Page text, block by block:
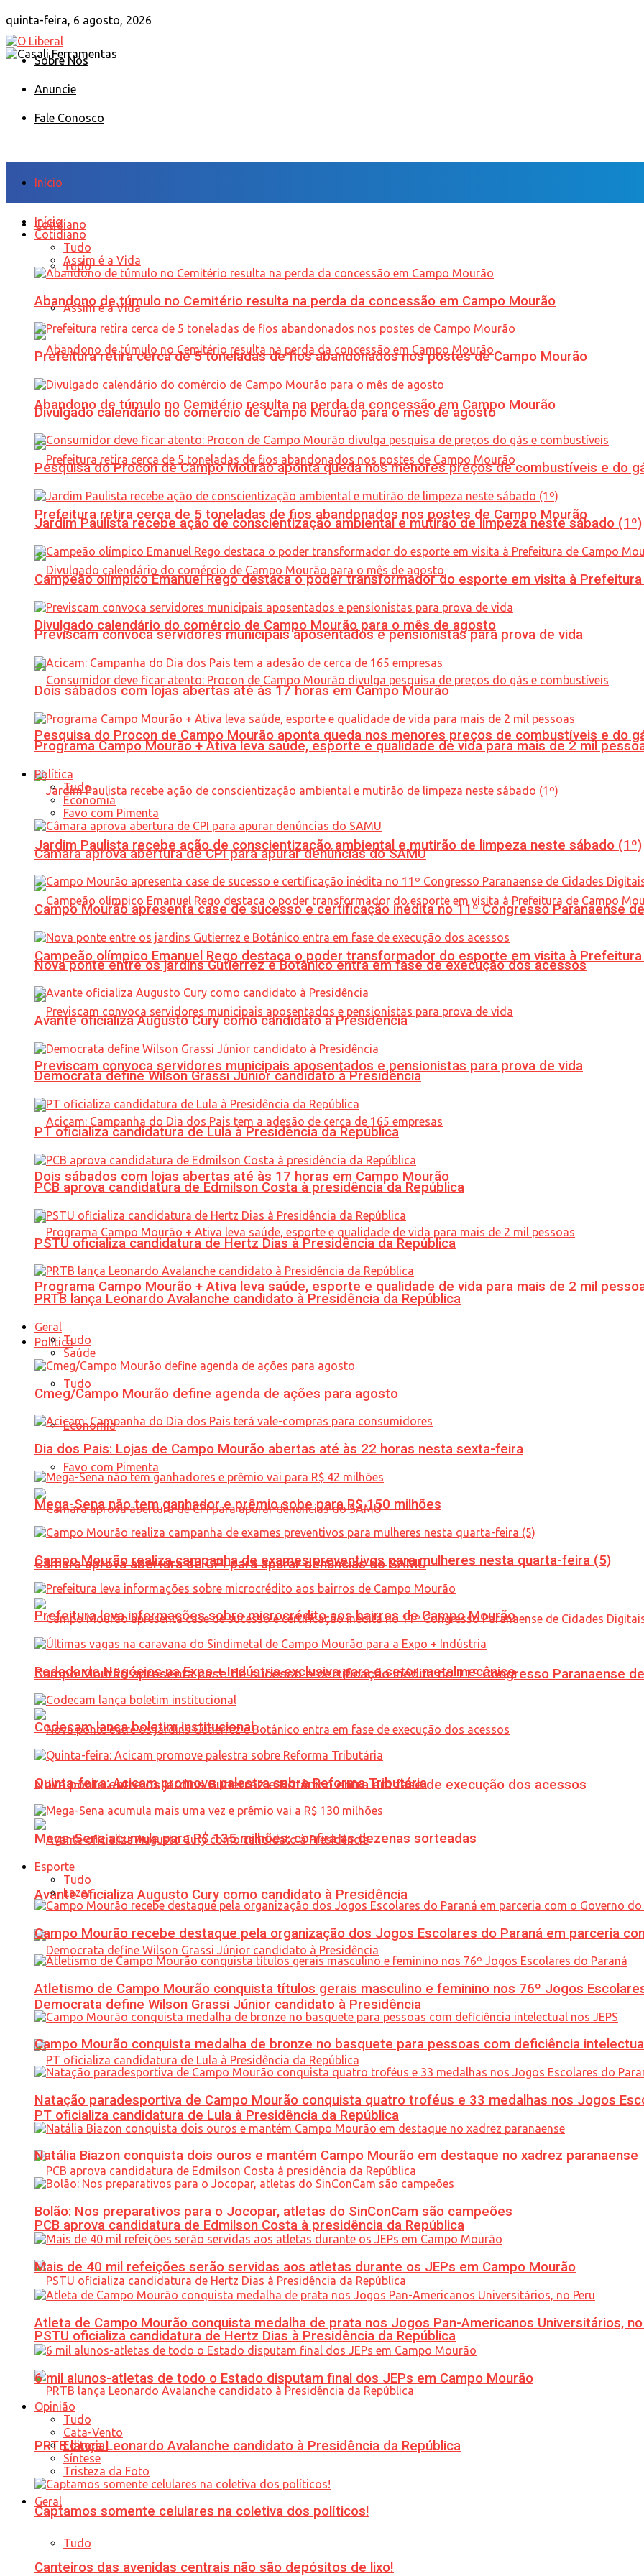
quinta-feira, 6 agosto, 2026
Sobre Nós
Anuncie
Fale Conosco
Início
Cotidiano
Tudo
Assim é a Vida
Abandono de túmulo no Cemitério resulta na perda da concessão em Campo Mourão
Prefeitura retira cerca de 5 toneladas de fios abandonados nos postes de Campo Mourão
Divulgado calendário do comércio de Campo Mourão para o mês de agosto
Pesquisa do Procon de Campo Mourão aponta queda nos menores preços de combustíveis e do
Jardim Paulista recebe ação de conscientização ambiental e mutirão de limpeza neste sábado (1º)
Campeão olímpico Emanuel Rego destaca o poder transformador do esporte em visita à
Previscam convoca servidores municipais aposentados e pensionistas para prova de vida
Dois sábados com lojas abertas até às 17 horas em Campo Mourão
Programa Campo Mourão + Ativa leva saúde, esporte e qualidade de vida para mais de 2 mil
Política
Tudo
Economia
Favo com Pimenta
Câmara aprova abertura de CPI para apurar denúncias do SAMU
Campo Mourão apresenta case de sucesso e certificação inédita no 11º Congresso Paranaense
Nova ponte entre os jardins Gutierrez e Botânico entra em fase de execução dos acessos
Avante oficializa Augusto Cury como candidato à Presidência
Democrata define Wilson Grassi Júnior candidato à Presidência
PT oficializa candidatura de Lula à Presidência da República
PCB aprova candidatura de Edmilson Costa à presidência da República
PSTU oficializa candidatura de Hertz Dias à Presidência da República
PRTB lança Leonardo Avalanche candidato à Presidência da República
Geral
Tudo
Início
Cotidiano
Tudo
Assim é a Vida
Abandono de túmulo no Cemitério resulta na perda da concessão em Campo Mourão
Prefeitura retira cerca de 5 toneladas de fios abandonados nos postes de Campo Mourão
Divulgado calendário do comércio de Campo Mourão para o mês de agosto
Pesquisa do Procon de Campo Mourão aponta queda nos menores preços de combustíveis e do
Jardim Paulista recebe ação de conscientização ambiental e mutirão de limpeza neste sábado (1º)
Campeão olímpico Emanuel Rego destaca o poder transformador do esporte em visita à
Previscam convoca servidores municipais aposentados e pensionistas para prova de vida
Dois sábados com lojas abertas até às 17 horas em Campo Mourão
Programa Campo Mourão + Ativa leva saúde, esporte e qualidade de vida para mais de 2 mil
Política
Tudo
Economia
Favo com Pimenta
Câmara aprova abertura de CPI para apurar denúncias do SAMU
Campo Mourão apresenta case de sucesso e certificação inédita no 11º Congresso Paranaense
Nova ponte entre os jardins Gutierrez e Botânico entra em fase de execução dos acessos
Avante oficializa Augusto Cury como candidato à Presidência
Democrata define Wilson Grassi Júnior candidato à Presidência
PT oficializa candidatura de Lula à Presidência da República
PCB aprova candidatura de Edmilson Costa à presidência da República
PSTU oficializa candidatura de Hertz Dias à Presidência da República
PRTB lança Leonardo Avalanche candidato à Presidência da República
Geral
Tudo
Saúde
Cmeg/Campo Mourão define agenda de ações para agosto
Dia dos Pais: Lojas de Campo Mourão abertas até às 22 horas nesta sexta-feira
Mega-Sena não tem ganhador e prêmio sobe para R$ 150 milhões
Campo Mourão realiza campanha de exames preventivos para mulheres nesta quarta-feira (5)
Prefeitura leva informações sobre microcrédito aos bairros de Campo Mourão
Rodada de Negócios na Expo + Indústria exclusiva para o setor metalmecânico
Codecam lança boletim institucional
Quinta-feira: Acicam promove palestra sobre Reforma Tributária
Mega-Sena acumula para R$ 135 milhões; confira as dezenas sorteadas
Esporte
Tudo
Lazer
Campo Mourão recebe destaque pela organização dos Jogos Escolares do Paraná em parceria
Atletismo de Campo Mourão conquista títulos gerais masculino e feminino nos 76º Jogos
Campo Mourão conquista medalha de bronze no basquete para pessoas com deficiência
Natação paradesportiva de Campo Mourão conquista quatro troféus e 33 medalhas nos Jogos
Natália Biazon conquista dois ouros e mantém Campo Mourão em destaque no xadrez paranaense
Bolão: Nos preparativos para o Jocopar, atletas do SinConCam são campeões
Mais de 40 mil refeições serão servidas aos atletas durante os JEPs em Campo Mourão
Atleta de Campo Mourão conquista medalha de prata nos Jogos Pan-Americanos Universitários,
6 mil alunos-atletas de todo o Estado disputam final dos JEPs em Campo Mourão
Opinião
Tudo
Cata-Vento
Editorial
Síntese
Tristeza da Foto
Captamos somente celulares na coletiva dos políticos!
Canteiros das avenidas centrais não são depósitos de lixo!